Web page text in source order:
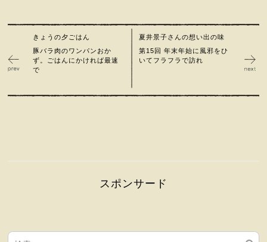
きょうの夕ごはん
豚バラ肉のワンパンおか
ず。ごはんにかければ最速
で
夏井景子さんの想い出の味
第15回 年末年始に風邪をひ
いてフラフラで訪れ
スポンサード